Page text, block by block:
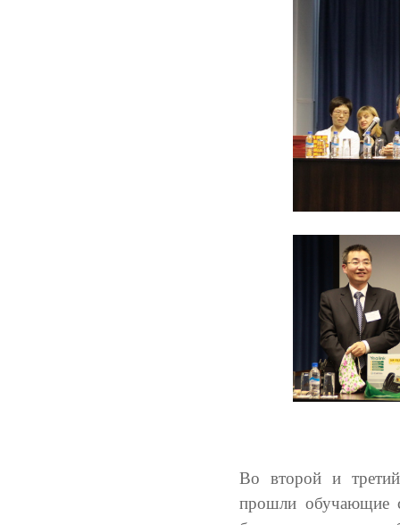
Во второй и
прошли обучающие